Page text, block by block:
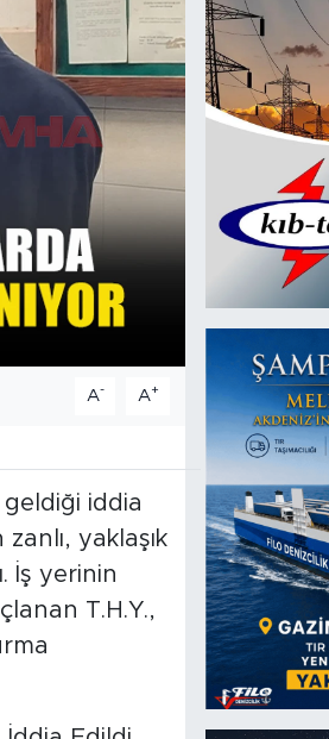
A- A+
iddia
yaklaşık
İş yerinin
T.H.Y.,